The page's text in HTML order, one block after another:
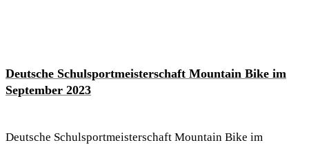
Deutsche Schulsportmeisterschaft Mountain Bike im
September 2023
Deutsche Schulsportmeisterschaft Mountain Bike im